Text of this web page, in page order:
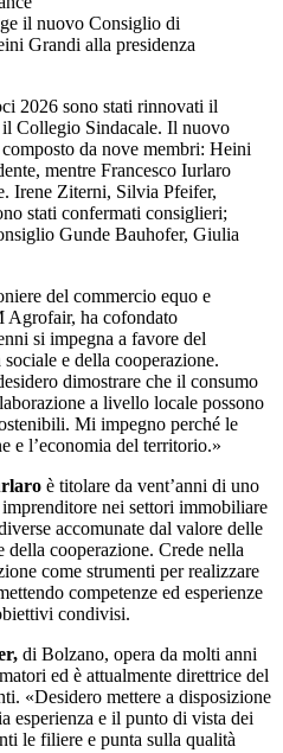
il nuovo Consiglio di
Grandi alla presidenza
2026 sono stati rinnovati il
Collegio Sindacale. Il nuovo
da nove membri: Heini
mentre Francesco Iurlaro
Irene Ziterni, Silvia Pfeifer,
stati confermati consiglieri;
Gunde Bauhofer, Giulia
del commercio equo e
Agrofair, ha cofondato
si impegna a favore del
e della cooperazione.
dimostrare che il consumo
a livello locale possono
Mi impegno perché le
e l’economia del territorio.»
è titolare da vent’anni di uno
nei settori immobiliare
accomunate dal valore delle
cooperazione. Crede nella
come strumenti per realizzare
competenze ed esperienze
condivisi.
di Bolzano, opera da molti anni
ed è attualmente direttrice del
«Desidero mettere a disposizione
esperienza e il punto di vista dei
le filiere e punta sulla qualità